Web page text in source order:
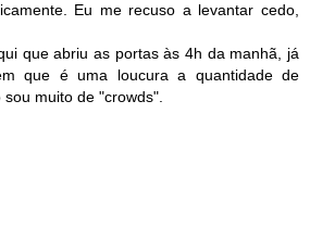
Eu me recuso a levantar cedo,
que abriu as portas às 4h da manhã, já
que é uma loucura a quantidade de
muito de "crowds".